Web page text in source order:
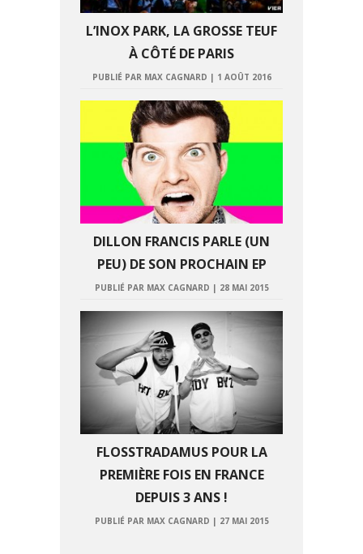
L’INOX PARK, LA GROSSE TEUF
À CÔTÉ DE PARIS
PUBLIÉ PAR MAX CAGNARD | 1 AOÛT 2016
DILLON FRANCIS PARLE (UN
PEU) DE SON PROCHAIN EP
PUBLIÉ PAR MAX CAGNARD | 28 MAI 2015
FLOSSTRADAMUS POUR LA
PREMIÈRE FOIS EN FRANCE
DEPUIS 3 ANS !
PUBLIÉ PAR MAX CAGNARD | 27 MAI 2015